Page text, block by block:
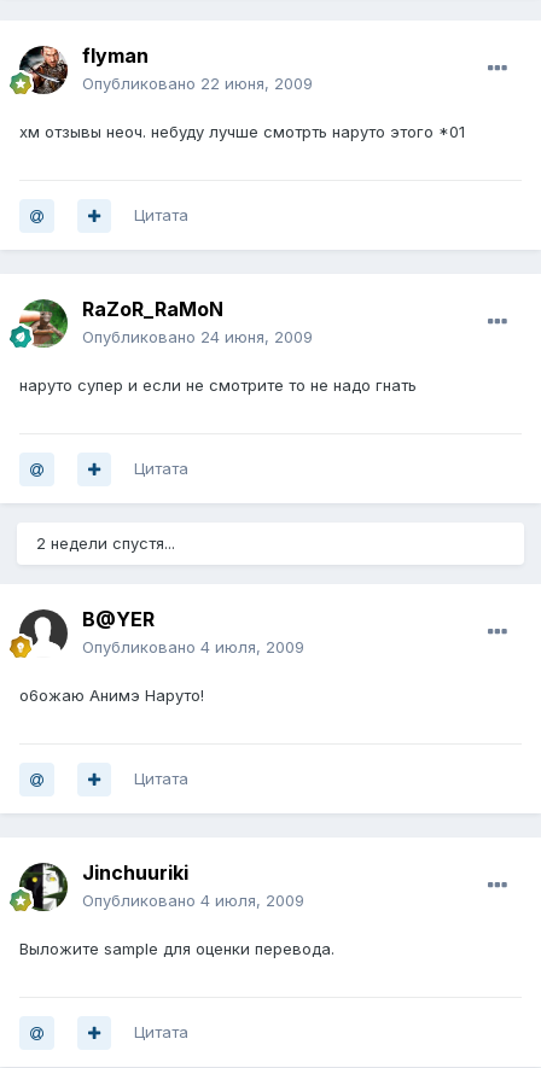
flyman
Опубликовано 22 июня, 2009
хм отзывы неоч. небуду лучше смотрть наруто этого *01
Цитата
RaZoR_RaMoN
Опубликовано 24 июня, 2009
наруто супер и если не смотрите то не надо гнать
Цитата
2 недели спустя...
B@YER
Опубликовано 4 июля, 2009
о6ожаю Анимэ Наруто!
Цитата
Jinchuuriki
Опубликовано 4 июля, 2009
Выложите sample для оценки перевода.
Цитата